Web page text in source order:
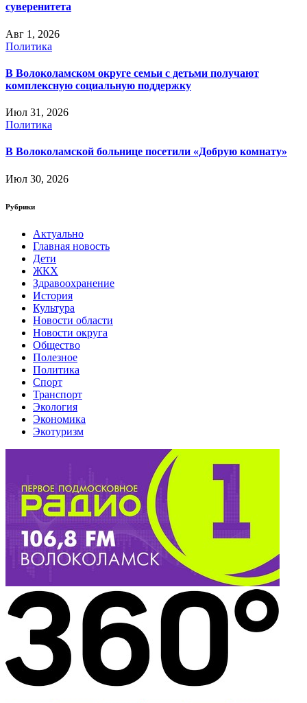
суверенитета
Авг 1, 2026
Политика
В Волоколамском округе семьи с детьми получают
комплексную социальную поддержку
Июл 31, 2026
Политика
В Волоколамской больнице посетили «Добрую комнату»
Июл 30, 2026
Рубрики
Актуально
Главная новость
Дети
ЖКХ
Здравоохранение
История
Культура
Новости области
Новости округа
Общество
Полезное
Политика
Спорт
Транспорт
Экология
Экономика
Экотуризм